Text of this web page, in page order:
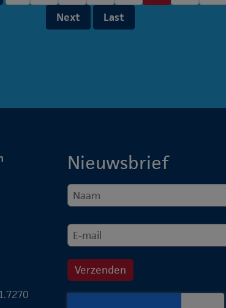
Next
Last
Nieuwsbrief